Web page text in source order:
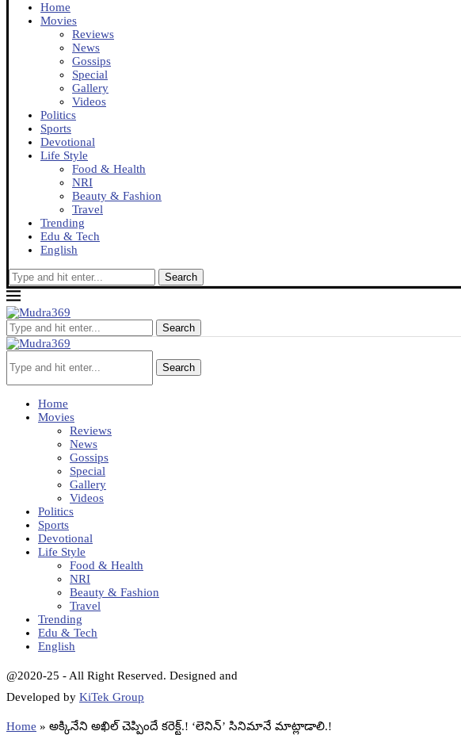
Home
Movies
Reviews
News
Gossips
Special
Gallery
Videos
Politics
Sports
Devotional
Life Style
Food & Health
NRI
Beauty & Fashion
Travel
Trending
Edu & Tech
English
Search
Search
Search
Home
Movies
Reviews
News
Gossips
Special
Gallery
Videos
Politics
Sports
Devotional
Life Style
Food & Health
NRI
Beauty & Fashion
Travel
Trending
Edu & Tech
English
@2020-25 - All Right Reserved. Designed and
Developed by KiTek Group
Home » అక్కినేని అఖిల్ చెప్పిందే కరెక్ట్.! ‘లెనిన్’ సినిమానే మాట్లాడాలి.!